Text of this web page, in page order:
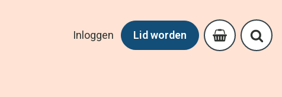
Inloggen Lid worden